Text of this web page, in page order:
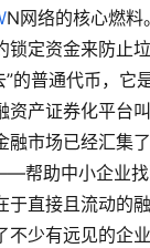
N网络的核心燃
定资金来防止
的普通代币，
资产证券化平台
市场已经汇集
帮助中小企业
直接且流动的
少有远见的企